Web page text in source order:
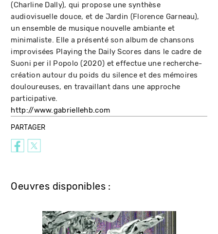
(Charline Dally), qui propose une synthèse
audiovisuelle douce, et de Jardin (Florence Garneau),
un ensemble de musique nouvelle ambiante et
minimaliste. Elle a présenté son album de chansons
improvisées Playing the Daily Scores dans le cadre de
Suoni per il Popolo (2020) et effectue une recherche-
création autour du poids du silence et des mémoires
douloureuses, en travaillant dans une approche
participative.
http://www.gabriellehb.com
PARTAGER
Oeuvres disponibles :